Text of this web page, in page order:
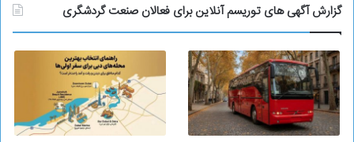
گزارش آگهی های توریسم آنلاین برای فعالان صنعت گردشگری